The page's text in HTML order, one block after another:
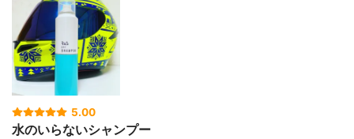
5.00
水のいらないシャンプー